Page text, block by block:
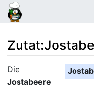
Zutat:
Wechseln zu: Navigation
Die
Jostabeere